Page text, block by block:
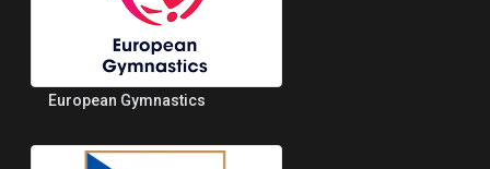
European Gymnastics